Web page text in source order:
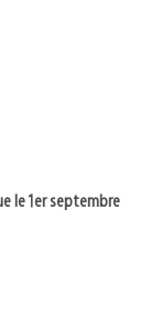
le 1er septembre